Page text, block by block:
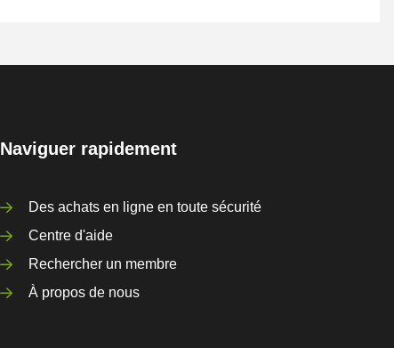
Naviguer rapidement
Des achats en ligne en toute sécurité
Centre d'aide
Rechercher un membre
À propos de nous